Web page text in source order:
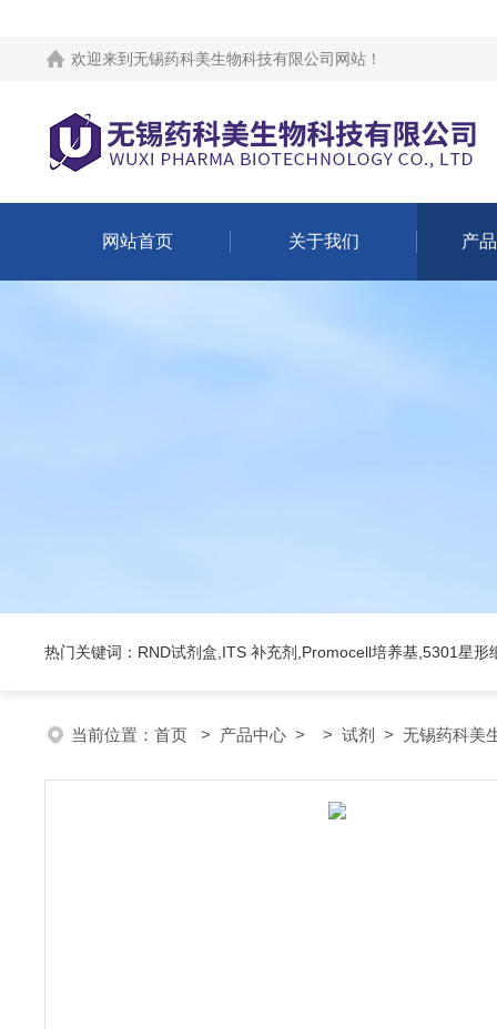
欢迎来到 无锡药科美生物科技有限公司网站 ！
网站首页 关于我们 产
热门关键词：RND试剂盒,ITS 补充剂,Promocell培养基,5301星形
当前位置： 首页 > 产品中心 > > 试剂 > 无锡药科美